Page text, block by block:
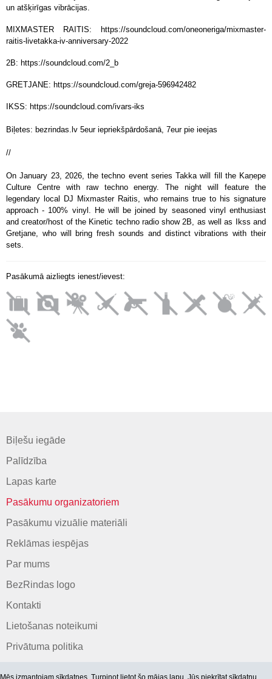
un atšķirīgas vibrācijas.
MIXMASTER RAITIS: https://soundcloud.com/oneoneriga/mixmaster-
raitis-livetakka-iv-anniversary-2022
2B: https://soundcloud.com/2_b
GRETJANE: https://soundcloud.com/greja-596942482
IKSS: https://soundcloud.com/ivars-iks
Biļetes: bezrindas.lv 5eur iepriekšpārdošanā, 7eur pie ieejas
//
On January 23, 2026, the techno event series Takka will fill the Kaņepe
Culture Centre with raw techno energy. The night will feature the
legendary local DJ Mixmaster Raitis, who remains true to his signature
approach - 100% vinyl. He will be joined by seasoned vinyl enthusiast
and creator/host of the Kinetic techno radio show 2B, as well as Ikss and
Gretjane, who will bring fresh sounds and distinct vibrations with their
sets.
Pasākumā aizliegts ienest/ievest:
Biļešu iegāde
Palīdzība
Lapas karte
Pasākumu organizatoriem
Pasākumu vizuālie materiāli
Reklāmas iespējas
Par mums
BezRindas logo
Kontakti
Lietošanas noteikumi
Privātuma politika
Mēs izmantojam sīkdatnes. Turpinot lietot šo mājas lapu, Jūs piekrītatsīkdatņu